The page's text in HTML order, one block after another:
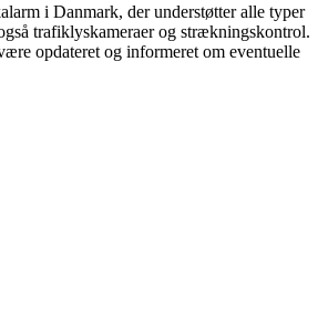
i Danmark, der understøtter alle typer
trafiklyskameraer og strækningskontrol.
opdateret og informeret om eventuelle